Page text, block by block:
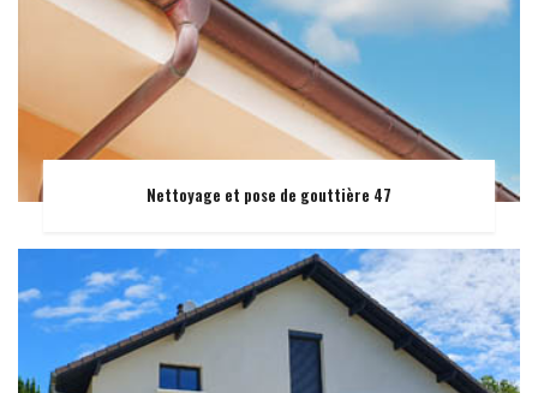
Nettoyage et pose de gouttière 47